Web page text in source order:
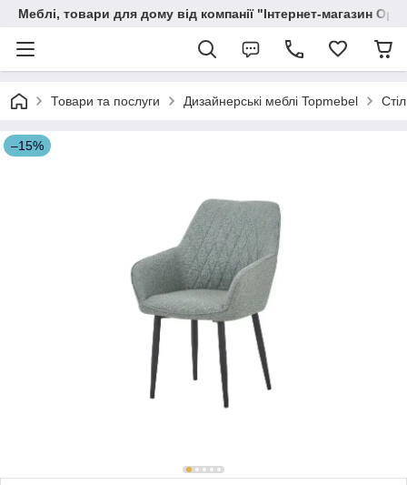
Меблі, товари для дому від компанії "Інтернет-магазин
Товари та послуги Дизайнерські меблі Topmebel
–15%